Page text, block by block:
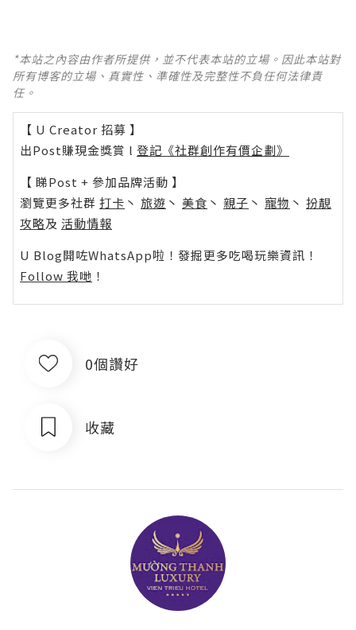
*本站之內容由作者所提供，並不代表本站的立場。因此本站對
所有博客的立場、真實性、準確性及完整性不負任何法律責
任。
【 U Creator 招募 】
出Post賺現金獎賞 l 登記《社群創作有價企劃》
【 睇Post + 參加品牌活動 】
瀏覽更多社群 打卡 丶 旅遊 丶 美食 丶 親子 丶 寵物 丶 扮靚
攻略及 活動情報
U Blog開咗WhatsApp啦！發掘更多吃喝玩樂資訊！
Follow 我哋 ！
0個讚好
收藏